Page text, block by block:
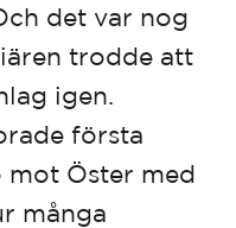
det var nog
trodde att
igen.
första
Öster med
många